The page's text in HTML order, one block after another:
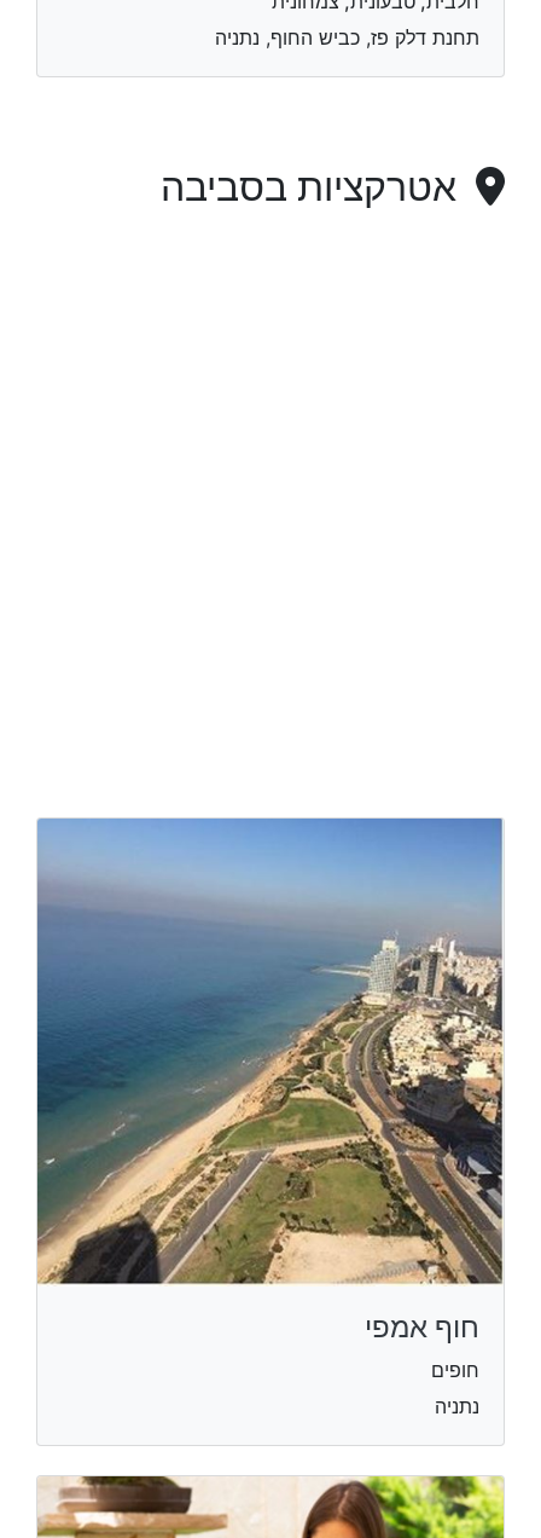
תחנת דלק פז, כביש החוף, נתניה
אטרקציות בסביבה
חוף אמפי
חופים
נתניה